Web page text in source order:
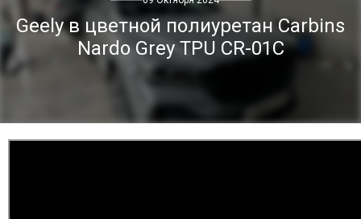
Geely в цветной полиуретан Carbins
Nardo Grey TPU CR-01C